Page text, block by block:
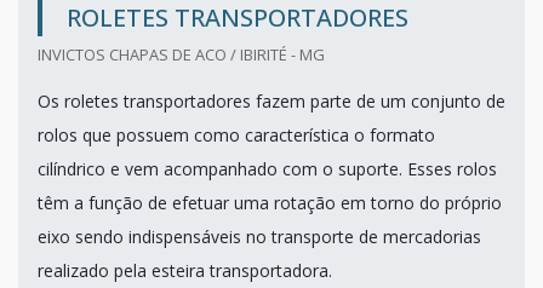
ROLETES TRANSPORTADORES
INVICTOS CHAPAS DE ACO / IBIRITÉ - MG
Os roletes transportadores fazem parte de um conjunto de
rolos que possuem como característica o formato
cilíndrico e vem acompanhado com o suporte. Esses rolos
têm a função de efetuar uma rotação em torno do próprio
eixo sendo indispensáveis no transporte de mercadorias
realizado pela esteira transportadora.